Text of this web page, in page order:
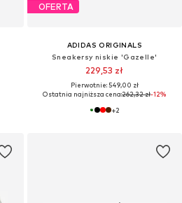
OFERTA
ADIDAS ORIGINALS
Sneakersy niskie 'Gazelle'
229,53 zł
Pierwotnie: 549,00 zł
Ostatnia najniższa cena:262,32 zł-12%
+2